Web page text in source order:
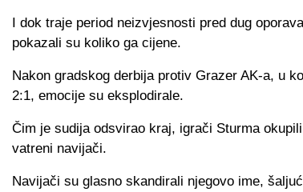
I dok traje period neizvjesnosti pred dug
pokazali su koliko ga cijene.
Nakon gradskog derbija protiv Grazer AK-a, u
2:1, emocije su eksplodirale.
Čim je sudija odsvirao kraj, igrači Sturma
vatreni navijači.
Navijači su glasno skandirali njegovo ime,